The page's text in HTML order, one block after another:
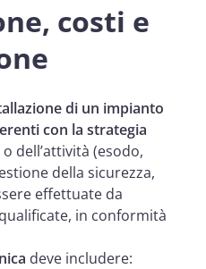
costi e
di un impianto
con la strategia
o dell’attività (esodo,
della sicurezza,
effettuate da
in conformità
deve includere: